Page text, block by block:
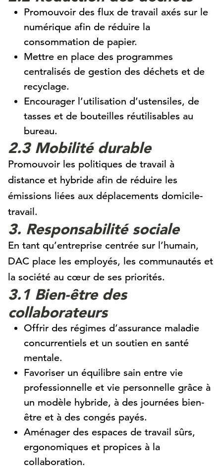
Promouvoir des flux de travail axés sur le
numérique afin de réduire la
consommation de papier.
Mettre en place des programmes
centralisés de gestion des déchets et de
recyclage.
Encourager l’utilisation d’ustensiles, de
tasses et de bouteilles réutilisables au
bureau.
2.3 Mobilité durable
Promouvoir les politiques de travail à
distance et hybride afin de réduire les
émissions liées aux déplacements domicile-
travail.
3. Responsabilité sociale
En tant qu’entreprise centrée sur l’humain,
DAC place les employés, les communautés et
la société au cœur de ses priorités.
3.1 Bien-être des
collaborateurs
Offrir des régimes d’assurance maladie
concurrentiels et un soutien en santé
mentale.
Favoriser un équilibre sain entre vie
professionnelle et vie personnelle grâce à
un modèle hybride, à des journées bien-
être et à des congés payés.
Aménager des espaces de travail sûrs,
ergonomiques et propices à la
collaboration.